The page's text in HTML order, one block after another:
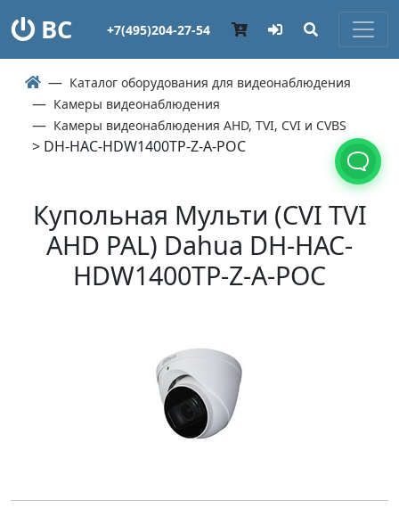
ВС +7(495)204-27-54
Каталог оборудования для видеонаблюдения
Камеры видеонаблюдения
Камеры видеонаблюдения AHD, TVI, CVI и CVBS
> DH-HAC-HDW1400TP-Z-A-POC
Купольная Мульти (СVI TVI
AHD PAL) Dahua DH-HAC-
HDW1400TP-Z-A-POC